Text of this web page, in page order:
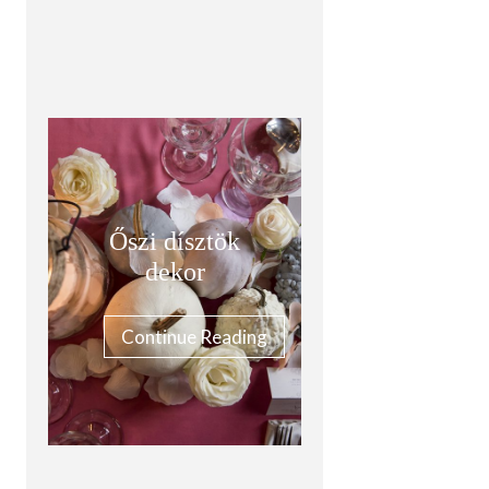
Őszi dísztök
dekor
Continue Reading